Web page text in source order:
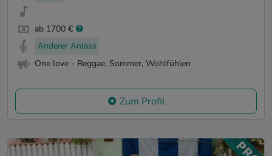
ab 1700 €
Anderer Anlass
One love - Reggae, Sommer, Wohlfühlen
Zum Profil